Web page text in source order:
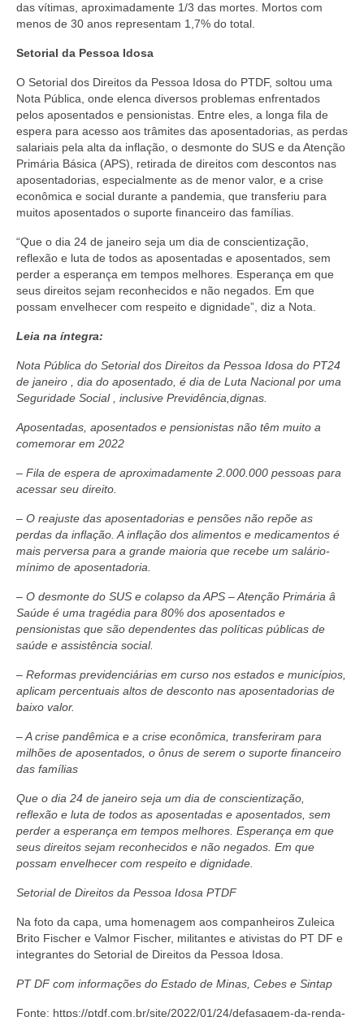
das vítimas, aproximadamente 1/3 das mortes. Mortos com
menos de 30 anos representam 1,7% do total.
Setorial da Pessoa Idosa
O Setorial dos Direitos da Pessoa Idosa do PTDF, soltou uma
Nota Pública, onde elenca diversos problemas enfrentados
pelos aposentados e pensionistas. Entre eles, a longa fila de
espera para acesso aos trâmites das aposentadorias, as perdas
salariais pela alta da inflação, o desmonte do SUS e da Atenção
Primária Básica (APS), retirada de direitos com descontos nas
aposentadorias, especialmente as de menor valor, e a crise
econômica e social durante a pandemia, que transferiu para
muitos aposentados o suporte financeiro das famílias.
“Que o dia 24 de janeiro seja um dia de conscientização,
reflexão e luta de todos as aposentadas e aposentados, sem
perder a esperança em tempos melhores. Esperança em que
seus direitos sejam reconhecidos e não negados. Em que
possam envelhecer com respeito e dignidade”, diz a Nota.
Leia na íntegra:
Nota Pública do Setorial dos Direitos da Pessoa Idosa do PT24
de janeiro , dia do aposentado, é dia de Luta Nacional por uma
Seguridade Social , inclusive Previdência,dignas.
Aposentadas, aposentados e pensionistas não têm muito a
comemorar em 2022
– Fila de espera de aproximadamente 2.000.000 pessoas para
acessar seu direito.
– O reajuste das aposentadorias e pensões não repõe as
perdas da inflação. A inflação dos alimentos e medicamentos é
mais perversa para a grande maioria que recebe um salário-
mínimo de aposentadoria.
– O desmonte do SUS e colapso da APS – Atenção Primária â
Saúde é uma tragédia para 80% dos aposentados e
pensionistas que são dependentes das políticas públicas de
saúde e assistência social.
– Reformas previdenciárias em curso nos estados e municípios,
aplicam percentuais altos de desconto nas aposentadorias de
baixo valor.
– A crise pandêmica e a crise econômica, transferiram para
milhões de aposentados, o ônus de serem o suporte financeiro
das famílias
Que o dia 24 de janeiro seja um dia de conscientização,
reflexão e luta de todos as aposentadas e aposentados, sem
perder a esperança em tempos melhores. Esperança em que
seus direitos sejam reconhecidos e não negados. Em que
possam envelhecer com respeito e dignidade.
Setorial de Direitos da Pessoa Idosa PTDF
Na foto da capa, uma homenagem aos companheiros Zuleica
Brito Fischer e Valmor Fischer, militantes e ativistas do PT DF e
integrantes do Setorial de Direitos da Pessoa Idosa.
PT DF com informações do Estado de Minas, Cebes e Sintap
Fonte: https://ptdf.com.br/site/2022/01/24/defasagem-da-renda-